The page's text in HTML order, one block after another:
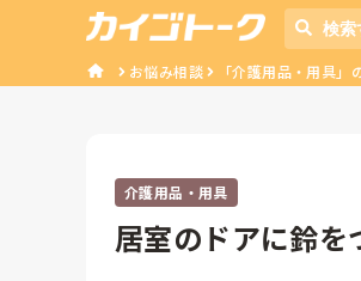
お悩み相談 「介護用品・用具」
介護用品・用具
居室のドアに鈴を